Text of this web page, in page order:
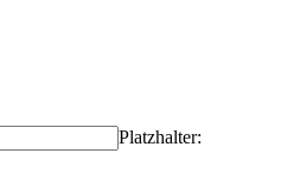
Platzhalter: